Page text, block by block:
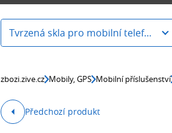
Tvrzená skla pro mobilní telefony
zbozi.zive.cz Mobily, GPS Mobilní příslušenství
Předchozí produkt